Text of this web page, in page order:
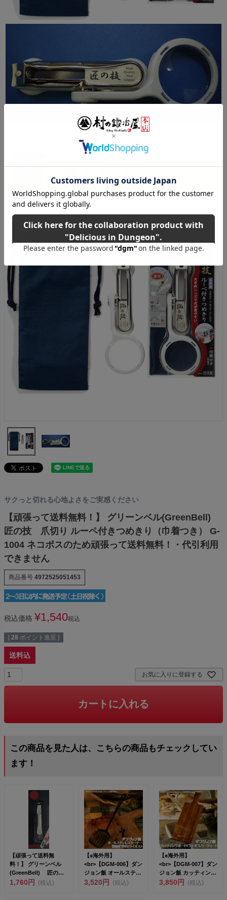
ご購入はこちら！
サクっと切れる心地よさをご実感ください
【頑張って送料無料！】 グリーンベル(GreenBell)
匠の技 爪切り ルーペ付きつめきり（巾着つき） G-
1004 ネコポスのため頑張って送料無料！・代引利用
できません
商品番号 4972525051453
税込価格 ¥1,540税込
[ 28 ポイント進呈 ]
送料込
お気に入りに登録する
カートに入れる
この商品を見た人は、こちらの商品もチェックしてい
ます！
【頑張って送料無
料！】 グリーンベル
(GreenBell) 匠の
技 爪切り ステン...
1,760円 (税込)
【※海外用】
<br>【DGM-006】ダン
ジョン飯 オールステン
レスター...
3,520円 (税込)
【※海外用】
<br>【DGM-007】ダン
ジョン飯 カッティング
ボード（...
3,850円 (税込)